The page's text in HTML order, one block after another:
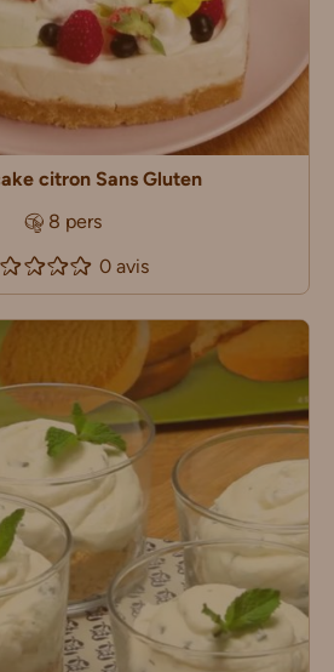
citron Sans Gluten
8 pers
0 avis